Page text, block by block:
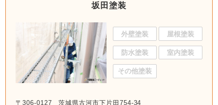
坂田塗装
外壁塗装 屋根塗装
防水塗装 室内塗装
その他塗装
〒306-0127 茨城県古河市下片田754-34